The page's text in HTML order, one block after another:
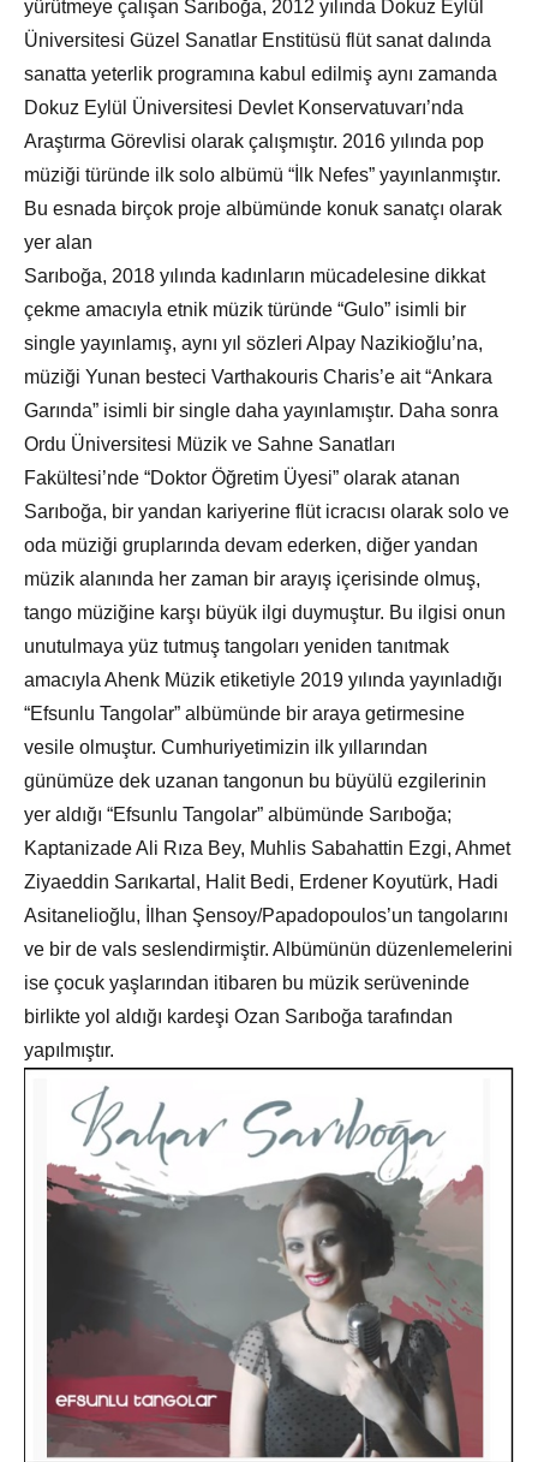
yürütmeye çalışan Sarıboğa, 2012 yılında Dokuz Eylül
Üniversitesi Güzel Sanatlar Enstitüsü flüt sanat dalında
sanatta yeterlik programına kabul edilmiş aynı zamanda
Dokuz Eylül Üniversitesi Devlet Konservatuvarı’nda
Araştırma Görevlisi olarak çalışmıştır. 2016 yılında pop
müziği türünde ilk solo albümü “İlk Nefes” yayınlanmıştır.
Bu esnada birçok proje albümünde konuk sanatçı olarak
yer alan
Sarıboğa, 2018 yılında kadınların mücadelesine dikkat
çekme amacıyla etnik müzik türünde “Gulo” isimli bir
single yayınlamış, aynı yıl sözleri Alpay Nazikioğlu’na,
müziği Yunan besteci Varthakouris Charis’e ait “Ankara
Garında” isimli bir single daha yayınlamıştır. Daha sonra
Ordu Üniversitesi Müzik ve Sahne Sanatları
Fakültesi’nde “Doktor Öğretim Üyesi” olarak atanan
Sarıboğa, bir yandan kariyerine flüt icracısı olarak solo ve
oda müziği gruplarında devam ederken, diğer yandan
müzik alanında her zaman bir arayış içerisinde olmuş,
tango müziğine karşı büyük ilgi duymuştur. Bu ilgisi onun
unutulmaya yüz tutmuş tangoları yeniden tanıtmak
amacıyla Ahenk Müzik etiketiyle 2019 yılında yayınladığı
“Efsunlu Tangolar” albümünde bir araya getirmesine
vesile olmuştur. Cumhuriyetimizin ilk yıllarından
günümüze dek uzanan tangonun bu büyülü ezgilerinin
yer aldığı “Efsunlu Tangolar” albümünde Sarıboğa;
Kaptanizade Ali Rıza Bey, Muhlis Sabahattin Ezgi, Ahmet
Ziyaeddin Sarıkartal, Halit Bedi, Erdener Koyutürk, Hadi
Asitanelioğlu, İlhan Şensoy/Papadopoulos’un tangolarını
ve bir de vals seslendirmiştir. Albümünün düzenlemelerini
ise çocuk yaşlarından itibaren bu müzik serüveninde
birlikte yol aldığı kardeşi Ozan Sarıboğa tarafından
yapılmıştır.